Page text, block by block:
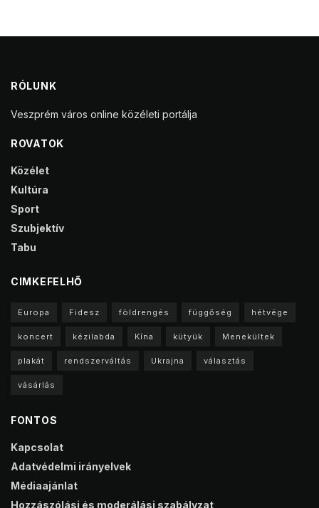
RÓLUNK
Veszprém város online közéleti portálja
ROVATOK
Közélet
Kultúra
Sport
Szubjektív
Tabu
CIMKEFELHŐ
Europa Fidesz földrengés függőség hétvége
koncert kézilabda Kína kütyük Menekültek
plakát rendszerváltás Ukrajna választás
vásárlás
FONTOS
Kapcsolat
Adatvédelmi irányelvek
Médiaajánlat
Hozzászólási és moderálási szabályzat